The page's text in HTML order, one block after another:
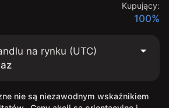
Kupujący:
100%
na rynku (UTC)
nie są niezawodnym wskaźnikiem